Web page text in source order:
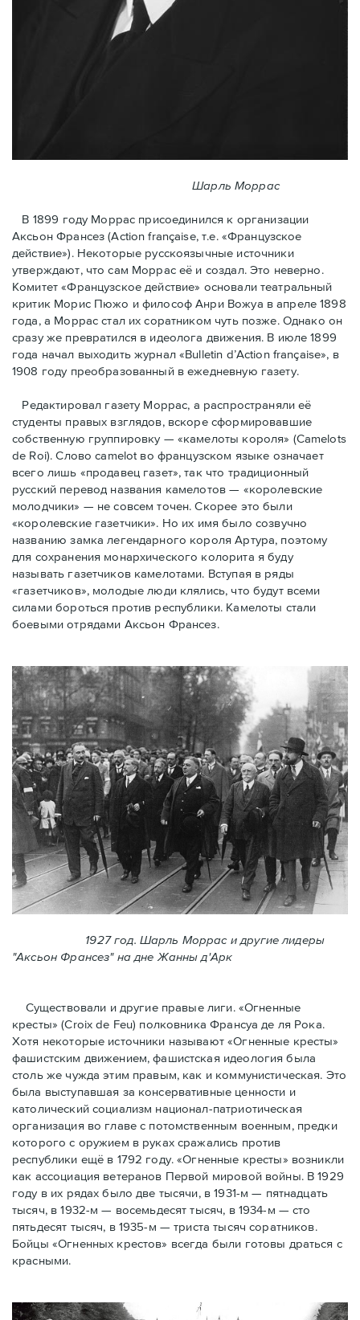
Шарль Моррас
В 1899 году Моррас присоединился к организации
Аксьон Франсез (Action française, т.е. «Французское
действие»). Некоторые русскоязычные источники
утверждают, что сам Моррас её и создал. Это неверно.
Комитет «Французское действие» основали театральный
критик Морис Пюжо и философ Анри Вожуа в апреле 1898
года, а Моррас стал их соратником чуть позже. Однако он
сразу же превратился в идеолога движения. В июле 1899
года начал выходить журнал «Bulletin d’Action française», в
1908 году преобразованный в ежедневную газету.
Редактировал газету Моррас, а распространяли её
студенты правых взглядов, вскоре сформировавшие
собственную группировку — «камелоты короля» (Camelots
de Roi). Слово camelot во французском языке означает
всего лишь «продавец газет», так что традиционный
русский перевод названия камелотов — «королевские
молодчики» — не совсем точен. Скорее это были
«королевские газетчики». Но их имя было созвучно
названию замка легендарного короля Артура, поэтому
для сохранения монархического колорита я буду
называть газетчиков камелотами. Вступая в ряды
«газетчиков», молодые люди клялись, что будут всеми
силами бороться против республики. Камелоты стали
боевыми отрядами Аксьон Франсез.
1927 год. Шарль Моррас и другие лидеры
"Аксьон Франсез" на дне Жанны д'Арк
Существовали и другие правые лиги. «Огненные
кресты» (Croix de Feu) полковника Франсуа де ля Рока.
Хотя некоторые источники называют «Огненные крeсты»
фашистским движением, фашистская идеология была
столь же чужда этим правым, как и коммунистическая. Это
была выступавшая за консервативные ценности и
католический социализм национал-патриотическая
организация во главе с потомственным военным, предки
которого с оружием в руках сражались против
республики ещё в 1792 году. «Огненные кресты» возникли
как ассоциация ветеранов Первой мировой войны. В 1929
году в их рядах было две тысячи, в 1931-м — пятнадцать
тысяч, в 1932-м — восемьдесят тысяч, в 1934-м — сто
пятьдесят тысяч, в 1935-м — триста тысяч соратников.
Бойцы «Огненных крестов» всегда были готовы драться с
красными.